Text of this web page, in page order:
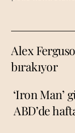
Alex
bırakıyor
‘Iron Man’
ABD’de